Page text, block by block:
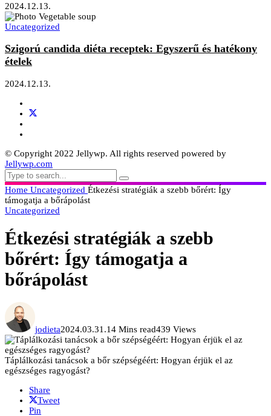
2024.12.13.
Uncategorized
Szigorú candida diéta receptek: Egyszerű és hatékony
ételek
2024.12.13.
© Copyright 2022 Jellywp. All rights reserved powered by
Jellywp.com
Home Uncategorized Étkezési stratégiák a szebb bőrért: Így
támogatja a bőrápolást
Uncategorized
Étkezési stratégiák a szebb
bőrért: Így támogatja a
bőrápolást
jodieta2024.03.31.14 Mins read439 Views
Táplálkozási tanácsok a bőr szépségéért: Hogyan érjük el az
egészséges ragyogást?
Share
Tweet
Pin